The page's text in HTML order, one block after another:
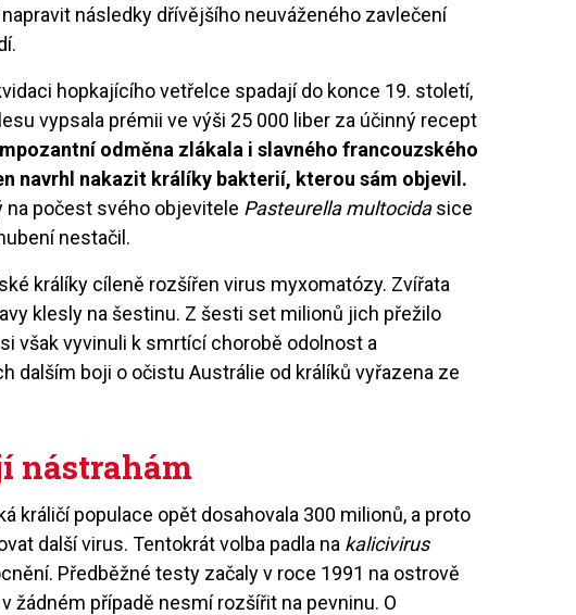
následky dřívějšího neuváženého zavlečení
hopkajícího vetřelce spadají do konce 19. století,
vypsala prémii ve výši 25 000 liber za účinný recept
odměna zlákala i slavného francouzského
navrhl nakazit králíky bakterií, kterou sám objevil.
počest svého objevitele Pasteurella multocidasice
nestačil.
králíky cíleně rozšířen virus myxomatózy. Zvířata
klesly na šestinu. Z šesti set milionů jich přežilo
však vyvinuli k smrtící chorobě odolnost a
dalším boji o očistu Austrálie od králíků vyřazena ze
nástrahám
králičí populace opět dosahovala 300 milionů, a proto
další virus. Tentokrát volba padla na kalicivirus
Předběžné testy začaly v roce 1991 na ostrově
žádném případě nesmí rozšířit na pevninu. O